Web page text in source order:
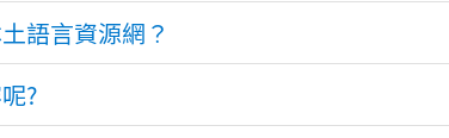
語言資源網？
?